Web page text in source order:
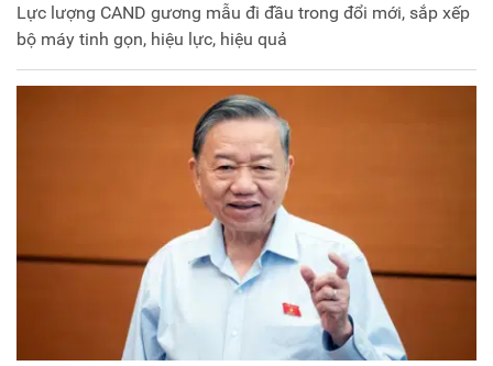
Lực lượng CAND gương mẫu đi đầu trong đổi mới, sắp xếp
bộ máy tinh gọn, hiệu lực, hiệu quả